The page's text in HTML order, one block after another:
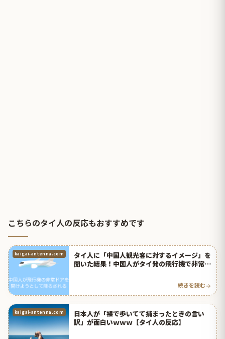
こちらのタイ人の反応もおすすめです
kaigai-antenna.com
タイ人に「中国人観光客に対するイメージ」を
聞いた結果！中国人がタイ発の飛行機で非常ド
続きを読む
kaigai-antenna.com
日本人が「裸で歩いてて捕まったときの言い
訳」が面白いｗｗｗ【タイ人の反応】